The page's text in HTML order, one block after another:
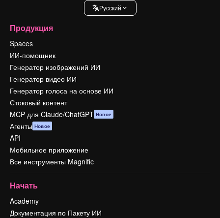
Pусский
Продукция
Spaces
ИИ-помощник
Генератор изображений ИИ
Генератор видео ИИ
Генератор голоса на основе ИИ
Стоковый контент
MCP для Claude/ChatGPT Новое
Агенты Новое
API
Мобильное приложение
Все инструменты Magnific
Начать
Academy
Документация по Пакету ИИ